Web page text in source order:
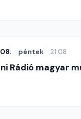
péntek 21:08
Rádió magyar